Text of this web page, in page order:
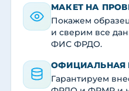
МАКЕТ НА
Покажем
и сверим все
ФИС ФРДО.
ОФИЦИАЛЬНАЯ
Гарантируем